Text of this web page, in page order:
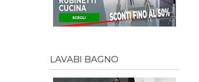
LAVABI BAGNO